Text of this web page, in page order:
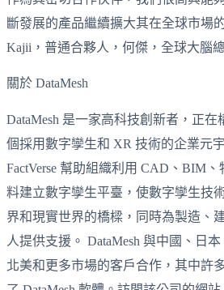
斷發展的產品繼續擴大其在全球市場
Kajii，普通合夥人，何傑，全球大腦
關於 DataMesh
DataMesh 是一家高科技創新者，正在
個採用數字孿生和 XR 技術的企業元
FactVerse 幫助組織利用 CAD、BIM
料建立數字孿生平臺，使數字孿生技
界和現實世界的橋樑，同時為製造、
人提供支援。 DataMesh 與中國、日
北美和更多市場的客戶合作，其中許